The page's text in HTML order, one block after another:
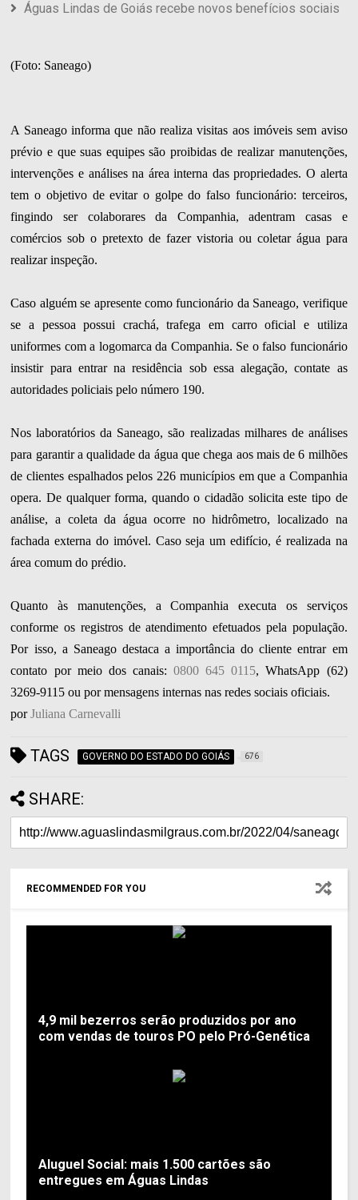
Águas Lindas de Goiás recebe novos benefícios sociais
(Foto: Saneago)
A Saneago informa que não realiza visitas aos imóveis sem aviso
prévio e que suas equipes são proibidas de realizar manutenções,
intervenções e análises na área interna das propriedades. O alerta
tem o objetivo de evitar o golpe do falso funcionário: terceiros,
fingindo ser colaborares da Companhia, adentram casas e
comércios sob o pretexto de fazer vistoria ou coletar água para
realizar inspeção.
Caso alguém se apresente como funcionário da Saneago, verifique
se a pessoa possui crachá, trafega em carro oficial e utiliza
uniformes com a logomarca da Companhia. Se o falso funcionário
insistir para entrar na residência sob essa alegação, contate as
autoridades policiais pelo número 190.
Nos laboratórios da Saneago, são realizadas milhares de análises
para garantir a qualidade da água que chega aos mais de 6 milhões
de clientes espalhados pelos 226 municípios em que a Companhia
opera. De qualquer forma, quando o cidadão solicita este tipo de
análise, a coleta da água ocorre no hidrômetro, localizado na
fachada externa do imóvel. Caso seja um edifício, é realizada na
área comum do prédio.
Quanto às manutenções, a Companhia executa os serviços
conforme os registros de atendimento efetuados pela população.
Por isso, a Saneago destaca a importância do cliente entrar em
contato por meio dos canais:0800 645 0115, WhatsApp (62)
3269-9115 ou por mensagens internas nas redes sociais oficiais.
porJuliana Carnevalli
TAGS GOVERNO DO ESTADO DO GOIÁS 676
SHARE:
RECOMMENDED FOR YOU
4,9 mil bezerros serão produzidos por ano
com vendas de touros PO pelo Pró-Genética
Aluguel Social: mais 1.500 cartões são
entregues em Águas Lindas